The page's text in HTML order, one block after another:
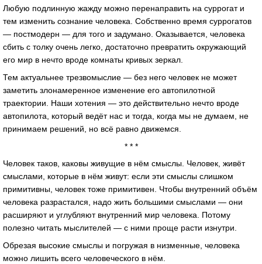
Любую подлинную жажду можно перенаправить на суррогат и
тем изменить сознание человека. Собственно время суррогатов
— постмодерн — для того и задумано. Оказывается, человека
сбить с толку очень легко, достаточно превратить окружающий
его мир в нечто вроде комнаты кривых зеркал.
Тем актуальнее трезвомыслие — без него человек не может
заметить злонамеренное изменение его автопилотной
траектории. Наши хотения — это действительно нечто вроде
автопилота, который ведёт нас и тогда, когда мы не думаем, не
принимаем решений, но всё равно движемся.
* * *
Человек таков, каковы живущие в нём смыслы. Человек, живёт
смыслами, которые в нём живут: если эти смыслы слишком
примитивны, человек тоже примитивен. Чтобы внутренний объём
человека разрастался, надо жить большими смыслами — они
расширяют и углубляют внутренний мир человека. Потому
полезно читать мыслителей — с ними проще расти изнутри.
Обрезая высокие смыслы и погружая в низменные, человека
можно лишить всего человеческого в нём.